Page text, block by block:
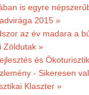
is egyre
2015 »
az év madara a
Zöldutak »
és
- Sikeresen
Klaszter »